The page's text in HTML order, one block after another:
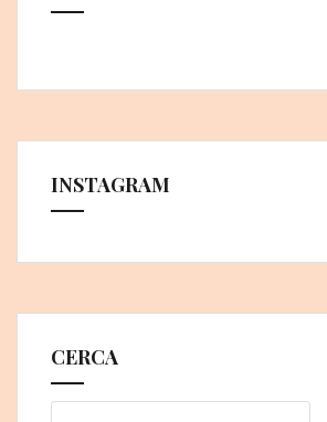
INSTAGRAM
CERCA